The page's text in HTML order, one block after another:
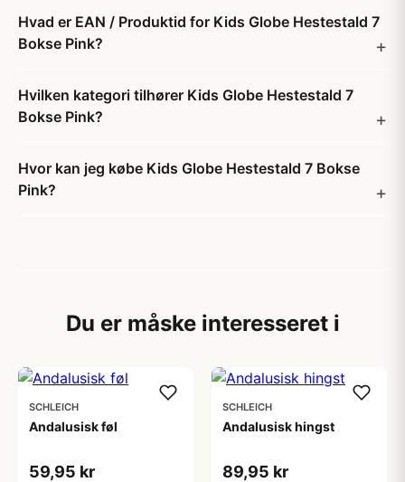
Hvad er EAN / Produktid for Kids Globe Hestestald 7
Bokse Pink?
Hvilken kategori tilhører Kids Globe Hestestald 7
Bokse Pink?
Hvor kan jeg købe Kids Globe Hestestald 7 Bokse
Pink?
Du er måske interesseret i
SCHLEICH
Andalusisk føl
59,95 kr
SCHLEICH
Andalusisk hingst
89,95 kr